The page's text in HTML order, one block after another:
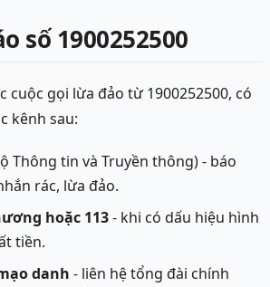
số 1900252500
cuộc gọi lừa đảo từ 1900252500, có
kênh sau:
Thông tin và Truyền thông) - báo
rác, lừa đảo.
hoặc 113- khi có dấu hiệu hình
tiền.
danh - liên hệ tổng đài chính